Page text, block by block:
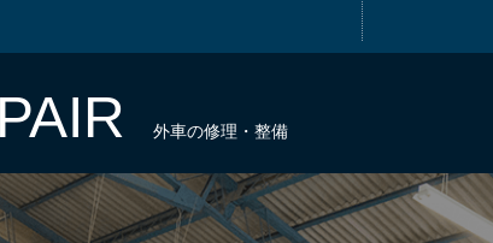
外車の修理・整備